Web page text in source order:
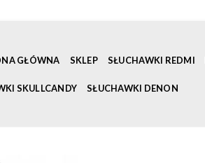
GŁÓWNA SKLEP SŁUCHAWKI REDMI
SKULLCANDY SŁUCHAWKI DENON